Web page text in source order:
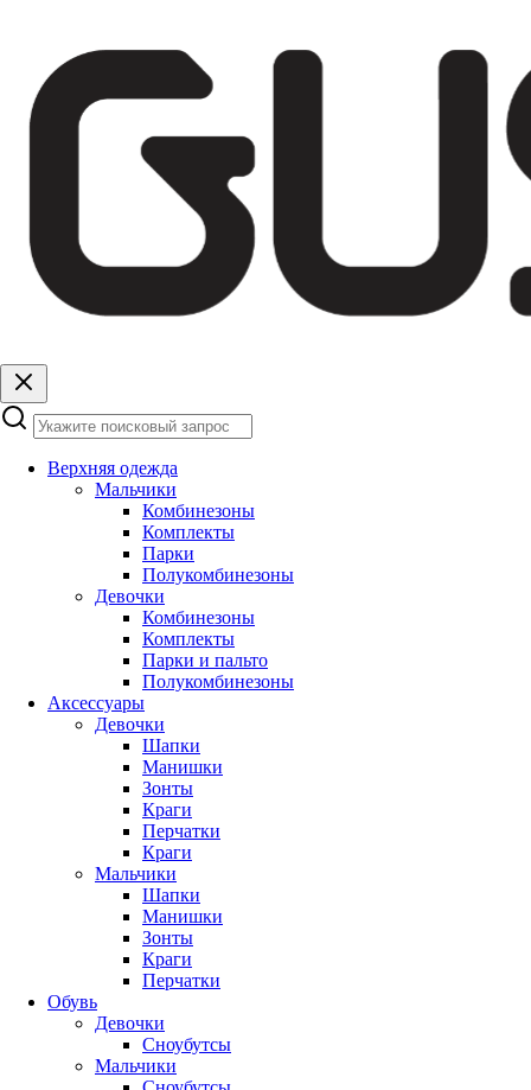
Верхняя одежда
Мальчики
Комбинезоны
Комплекты
Парки
Полукомбинезоны
Девочки
Комбинезоны
Комплекты
Парки и пальто
Полукомбинезоны
Аксессуары
Девочки
Шапки
Манишки
Зонты
Краги
Перчатки
Краги
Мальчики
Шапки
Манишки
Зонты
Краги
Перчатки
Обувь
Девочки
Сноубутсы
Мальчики